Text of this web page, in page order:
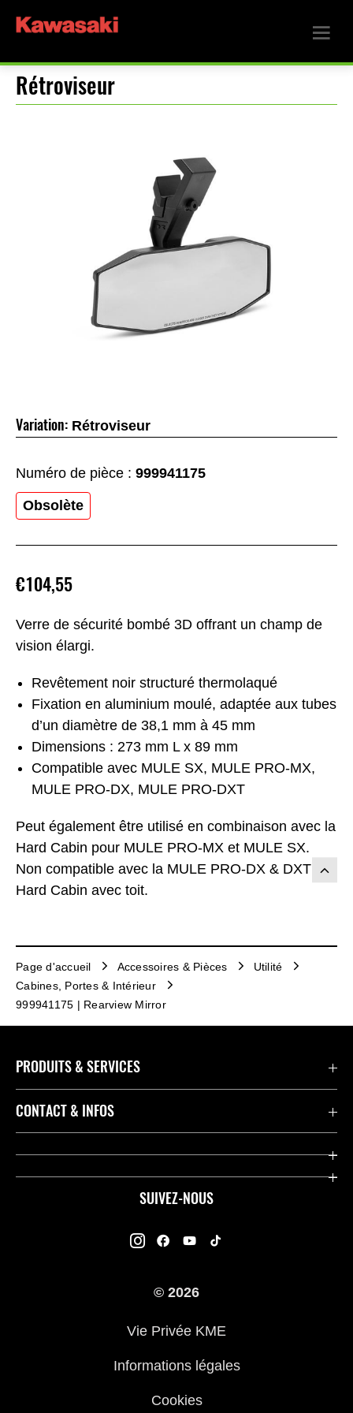
Rétroviseur
Verre de sécurité bombé 3D offrant un champ de
vision élargi.
Revêtement noir structuré thermolaqué
Fixation en aluminium moulé, adaptée aux tubes
d’un diamètre de 38,1 mm à 45 mm
Dimensions : 273 mm L x 89 mm
Compatible avec MULE SX, MULE PRO-MX,
MULE PRO-DX, MULE PRO-DXT
Peut également être utilisé en combinaison avec la
Hard Cabin pour MULE PRO-MX et MULE SX.
Non compatible avec la MULE PRO-DX & DXT
Hard Cabin avec toit.
€104,55
Variation: Rétroviseur
Numéro de pièce : 999941175
Obsolète
Page d'accueil Accessoires & Pièces
Utilité
Cabines, Portes & Intérieur
999941175 | Rearview Mirror
SUIVEZ-NOUS
PRODUITS & SERVICES
Accessoires & Pièces
Concessionnaires
Kawasaki Road Assistance
Questions Fréquemment Posées
CONTACT & INFOS
Contact
© 2026
Vie Privée KME
Informations légales
Cookies